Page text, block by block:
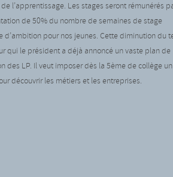
l’apprentissage. Les stages seront rémunérés
de 50% du nombre de semaines de stage
pour nos jeunes. Cette diminution du
qui le président a déjà annoncé un vaste plan de
des LP. Il veut imposer dès la 5ème de collège un
découvrir les métiers et les entreprises.